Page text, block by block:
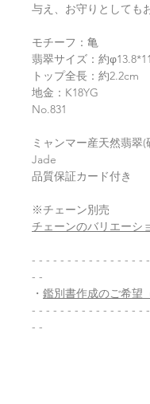
与え、お守りとしても
モチーフ：亀
翡翠サイズ：約
トップ全長：約2.2cm
地金：K18YG
No.831
ミャンマー産天然翡翠
Jade
品質保証カード付き
※チェーン別売
チェーンのバリエーシ
- - - - - - - - - - - - - - - -
- -
・ 鑑別書作成のご希望
- - - - - - - - - - - - - - - -
- -